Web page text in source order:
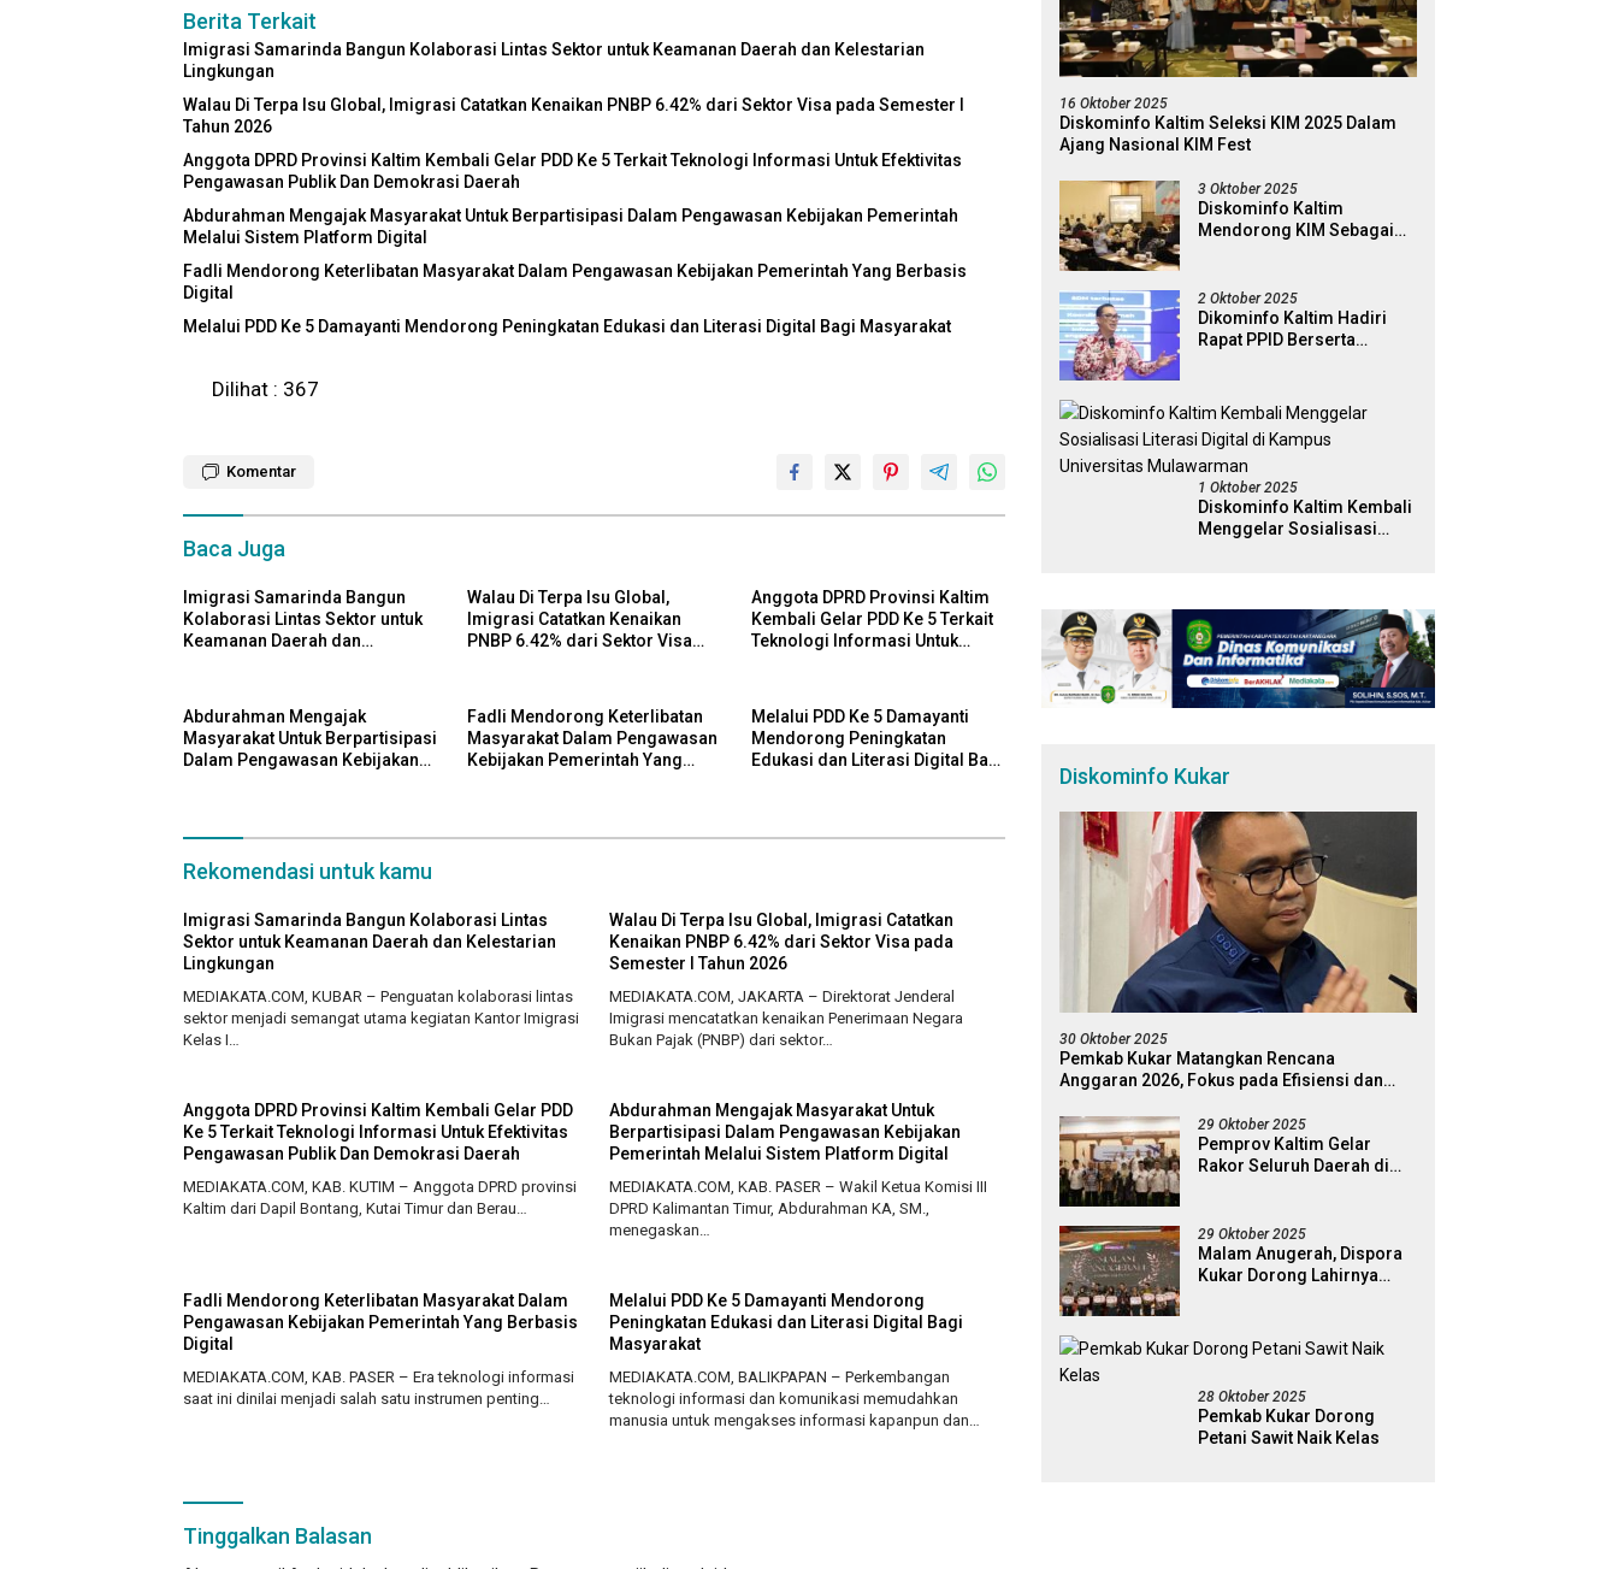
Berita Terkait
Imigrasi Samarinda Bangun Kolaborasi Lintas Sektor untuk Keamanan Daerah dan Kelestarian
Lingkungan
Walau Di Terpa Isu Global, Imigrasi Catatkan Kenaikan PNBP 6.42% dari Sektor Visa pada Semester I
Tahun 2026
Anggota DPRD Provinsi Kaltim Kembali Gelar PDD Ke 5 Terkait Teknologi Informasi Untuk Efektivitas
Pengawasan Publik Dan Demokrasi Daerah
Abdurahman Mengajak Masyarakat Untuk Berpartisipasi Dalam Pengawasan Kebijakan Pemerintah
Melalui Sistem Platform Digital
Fadli Mendorong Keterlibatan Masyarakat Dalam Pengawasan Kebijakan Pemerintah Yang Berbasis
Digital
Melalui PDD Ke 5 Damayanti Mendorong Peningkatan Edukasi dan Literasi Digital Bagi Masyarakat
Dilihat : 367
Komentar
Baca Juga
Imigrasi Samarinda Bangun
Kolaborasi Lintas Sektor untuk
Keamanan Daerah dan
Walau Di Terpa Isu Global,
Imigrasi Catatkan Kenaikan
PNBP 6.42% dari Sektor Visa
Anggota DPRD Provinsi Kaltim
Kembali Gelar PDD Ke 5 Terkait
Teknologi Informasi Untuk
Abdurahman Mengajak
Masyarakat Untuk Berpartisipasi
Dalam Pengawasan Kebijakan
Fadli Mendorong Keterlibatan
Masyarakat Dalam Pengawasan
Kebijakan Pemerintah Yang
Melalui PDD Ke 5 Damayanti
Mendorong Peningkatan
Edukasi dan Literasi Digital Bagi
Rekomendasi untuk kamu
Imigrasi Samarinda Bangun Kolaborasi Lintas
Sektor untuk Keamanan Daerah dan Kelestarian
Lingkungan
MEDIAKATA.COM, KUBAR – Penguatan kolaborasi lintas
sektor menjadi semangat utama kegiatan Kantor Imigrasi
Kelas I…
Walau Di Terpa Isu Global, Imigrasi Catatkan
Kenaikan PNBP 6.42% dari Sektor Visa pada
Semester I Tahun 2026
MEDIAKATA.COM, JAKARTA – Direktorat Jenderal
Imigrasi mencatatkan kenaikan Penerimaan Negara
Bukan Pajak (PNBP) dari sektor…
Anggota DPRD Provinsi Kaltim Kembali Gelar PDD
Ke 5 Terkait Teknologi Informasi Untuk Efektivitas
Pengawasan Publik Dan Demokrasi Daerah
MEDIAKATA.COM, KAB. KUTIM – Anggota DPRD provinsi
Kaltim dari Dapil Bontang, Kutai Timur dan Berau…
Abdurahman Mengajak Masyarakat Untuk
Berpartisipasi Dalam Pengawasan Kebijakan
Pemerintah Melalui Sistem Platform Digital
MEDIAKATA.COM, KAB. PASER – Wakil Ketua Komisi III
DPRD Kalimantan Timur, Abdurahman KA, SM.,
menegaskan…
Fadli Mendorong Keterlibatan Masyarakat Dalam
Pengawasan Kebijakan Pemerintah Yang Berbasis
Digital
MEDIAKATA.COM, KAB. PASER – Era teknologi informasi
saat ini dinilai menjadi salah satu instrumen penting…
Melalui PDD Ke 5 Damayanti Mendorong
Peningkatan Edukasi dan Literasi Digital Bagi
Masyarakat
MEDIAKATA.COM, BALIKPAPAN – Perkembangan
teknologi informasi dan komunikasi memudahkan
manusia untuk mengakses informasi kapanpun dan…
Tinggalkan Balasan
16 Oktober 2025
Diskominfo Kaltim Seleksi KIM 2025 Dalam
Ajang Nasional KIM Fest
3 Oktober 2025
Diskominfo Kaltim
Mendorong KIM Sebagai
Literasi Digital
2 Oktober 2025
Dikominfo Kaltim Hadiri
Rapat PPID Berserta
1 Oktober 2025
Diskominfo Kaltim Kembali
Menggelar Sosialisasi
Diskominfo Kukar
30 Oktober 2025
Pemkab Kukar Matangkan Rencana
Anggaran 2026, Fokus pada Efisiensi dan
29 Oktober 2025
Pemprov Kaltim Gelar
Rakor Seluruh Daerah di
29 Oktober 2025
Malam Anugerah, Dispora
Kukar Dorong Lahirnya
28 Oktober 2025
Pemkab Kukar Dorong
Petani Sawit Naik Kelas